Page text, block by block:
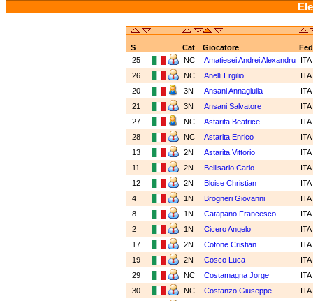
S Cat Giocatore
Fed
25
NC Amatiesei Andrei Alexandru
ITA
26
NC Anelli Ergilio
ITA
20
3N Ansani Annagiulia
ITA
21
3N Ansani Salvatore
ITA
27
NC Astarita Beatrice
ITA
28
NC Astarita Enrico
ITA
13
2N Astarita Vittorio
ITA
11
2N Bellisario Carlo
ITA
12
2N Bloise Christian
ITA
4
1N Brogneri Giovanni
ITA
8
1N Catapano Francesco
ITA
2
1N Cicero Angelo
ITA
17
2N Cofone Cristian
ITA
19
2N Cosco Luca
ITA
29
NC Costamagna Jorge
ITA
30
NC Costanzo Giuseppe
ITA